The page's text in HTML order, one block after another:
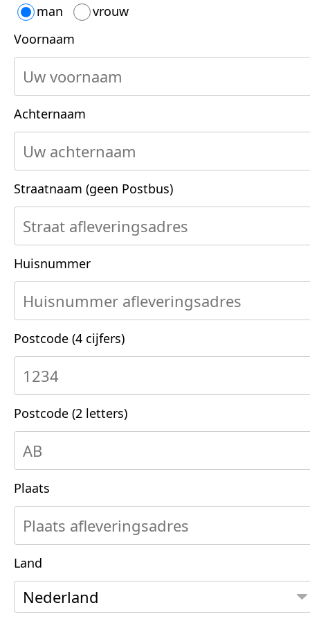
verzendkosten
man
vrouw
Voornaam
Achternaam
Straatnaam (geen Postbus)
Huisnummer
Postcode (4 cijfers)
Postcode (2 letters)
Plaats
Land